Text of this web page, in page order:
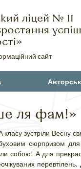
ліцей № 11
сайт
ля фам!»
класу зустріли Весну
сюрпризом
собою! А для